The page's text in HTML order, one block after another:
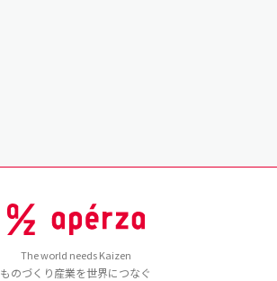
The world needs Kaizen
ものづくり産業を世界につなぐ